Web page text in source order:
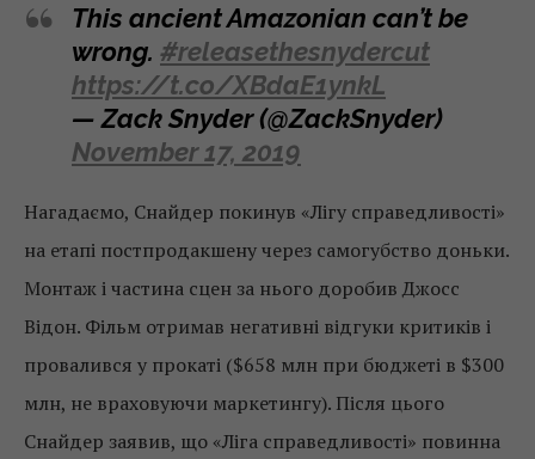
This ancient Amazonian can’t be
wrong. #releasethesnydercut
https://t.co/XBdaE1ynkL
— Zack Snyder (@ZackSnyder)
November 17, 2019
Нагадаємо, Снайдер покинув «Лігу справедливості»
на етапі постпродакшену через самогубство доньки.
Монтаж і частина сцен за нього доробив Джосс
Відон. Фільм отримав негативні відгуки критиків і
провалився у прокаті ($658 млн при бюджеті в $300
млн, не враховуючи маркетингу). Після цього
Снайдер заявив, що «Ліга справедливості» повинна